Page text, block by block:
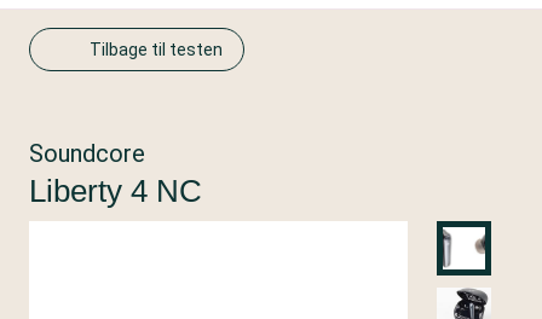
Tilbage til testen
Soundcore
Liberty 4 NC